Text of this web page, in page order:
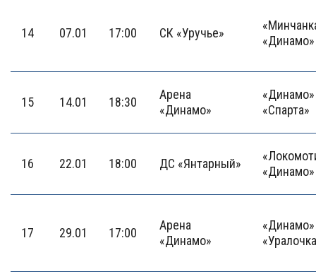
14 07.01 17:00 СК «Уручье»
15 14.01 18:30
Арена
«Динамо»
«Спарта»
16 22.01 18:00 ДС «Янтарный»
17 29.01 17:00
Арена
«Динамо»